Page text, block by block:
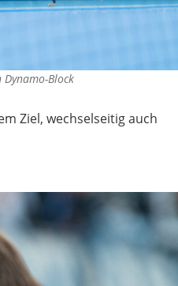
Block
Ziel, wechselseitig auch